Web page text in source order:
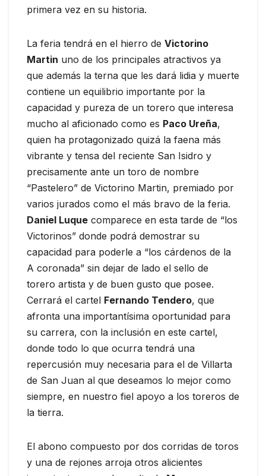
primera vez en su historia.
La feria tendrá en el hierro de Victorino
Martin uno de los principales atractivos ya
que además la terna que les dará lidia y muerte
contiene un equilibrio importante por la
capacidad y pureza de un torero que interesa
mucho al aficionado como es Paco Ureña,
quien ha protagonizado quizá la faena más
vibrante y tensa del reciente San Isidro y
precisamente ante un toro de nombre
“Pastelero” de Victorino Martin, premiado por
varios jurados como el más bravo de la feria.
Daniel Luque comparece en esta tarde de “los
Victorinos” donde podrá demostrar su
capacidad para poderle a “los cárdenos de la
A coronada” sin dejar de lado el sello de
torero artista y de buen gusto que posee.
Cerrará el cartel Fernando Tendero, que
afronta una importantísima oportunidad para
su carrera, con la inclusión en este cartel,
donde todo lo que ocurra tendrá una
repercusión muy necesaria para el de Villarta
de San Juan al que deseamos lo mejor como
siempre, en nuestro fiel apoyo a los toreros de
la tierra.
El abono compuesto por dos corridas de toros
y una de rejones arroja otros alicientes